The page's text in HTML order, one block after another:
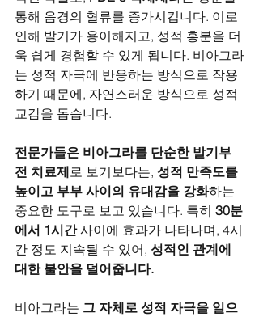
통해 음경의 혈류를 증가시킵니다. 이로
인해 발기가 용이해지고, 성적 흥분을 더
욱 쉽게 경험할 수 있게 됩니다. 비아그라
는 성적 자극에 반응하는 방식으로 작용
하기 때문에, 자연스러운 방식으로 성적
교감을 돕습니다.
전문가들은 비아그라를 단순한 발기부
전 치료제 로 보기보다는, 성적 만족도를
높이고 부부 사이의 유대감을 강화하는
중요한 도구로 보고 있습니다. 특히 30분
에서 1시간 사이에 효과가 나타나며, 4시
간 정도 지속될 수 있어, 성적인 관계에
대한 불안을 덜어줍니다.
비아그라는 그 자체로 성적 자극을 일으